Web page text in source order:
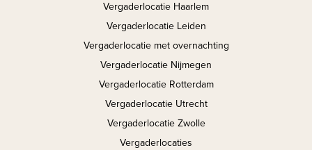
Vergaderlocatie Haarlem
Vergaderlocatie Leiden
Vergaderlocatie met overnachting
Vergaderlocatie Nijmegen
Vergaderlocatie Rotterdam
Vergaderlocatie Utrecht
Vergaderlocatie Zwolle
Vergaderlocaties